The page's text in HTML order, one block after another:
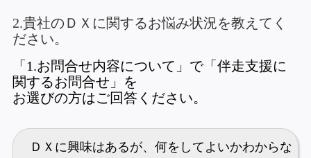
2.貴社のＤＸに関するお悩み状況を教えてく
ださい。
「1.お問合せ内容について」で「伴走支援に
関するお問合せ」を
お選びの方はご回答ください。
ＤＸに興味はあるが、何をしてよいかわからな